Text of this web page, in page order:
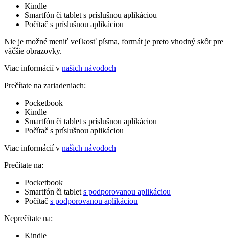
Kindle
Smartfón či tablet s príslušnou aplikáciou
Počítač s príslušnou aplikáciou
Nie je možné meniť veľkosť písma, formát je preto vhodný skôr pre
väčšie obrazovky.
Viac informácií v našich návodoch
Prečítate na zariadeniach:
Pocketbook
Kindle
Smartfón či tablet s príslušnou aplikáciou
Počítač s príslušnou aplikáciou
Viac informácií v našich návodoch
Prečítate na:
Pocketbook
Smartfón či tablet s podporovanou aplikáciou
Počítač s podporovanou aplikáciou
Neprečítate na:
Kindle